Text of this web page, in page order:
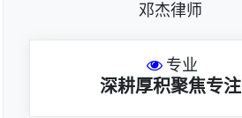
邓杰律师
专业
深耕厚积聚焦专注